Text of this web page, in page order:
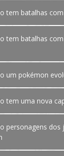
tem batalhas
tem batalhas
um pokémon
tem uma nova
personagens dos